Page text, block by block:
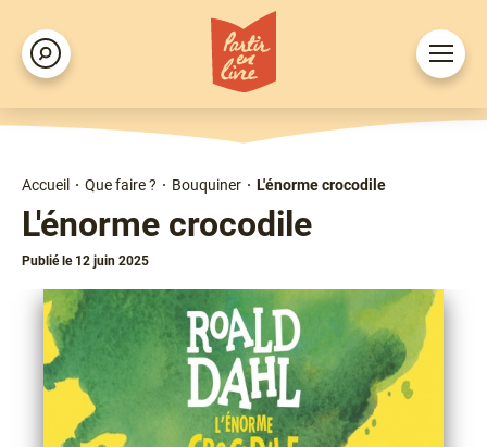
Aller
au
contenu
principal
Rechercher
Ouvrir
le
d'Ariane
Accueil Que faire ? Bouquiner L'énorme crocodile
L'énorme crocodile
Publié le 12 juin 2025